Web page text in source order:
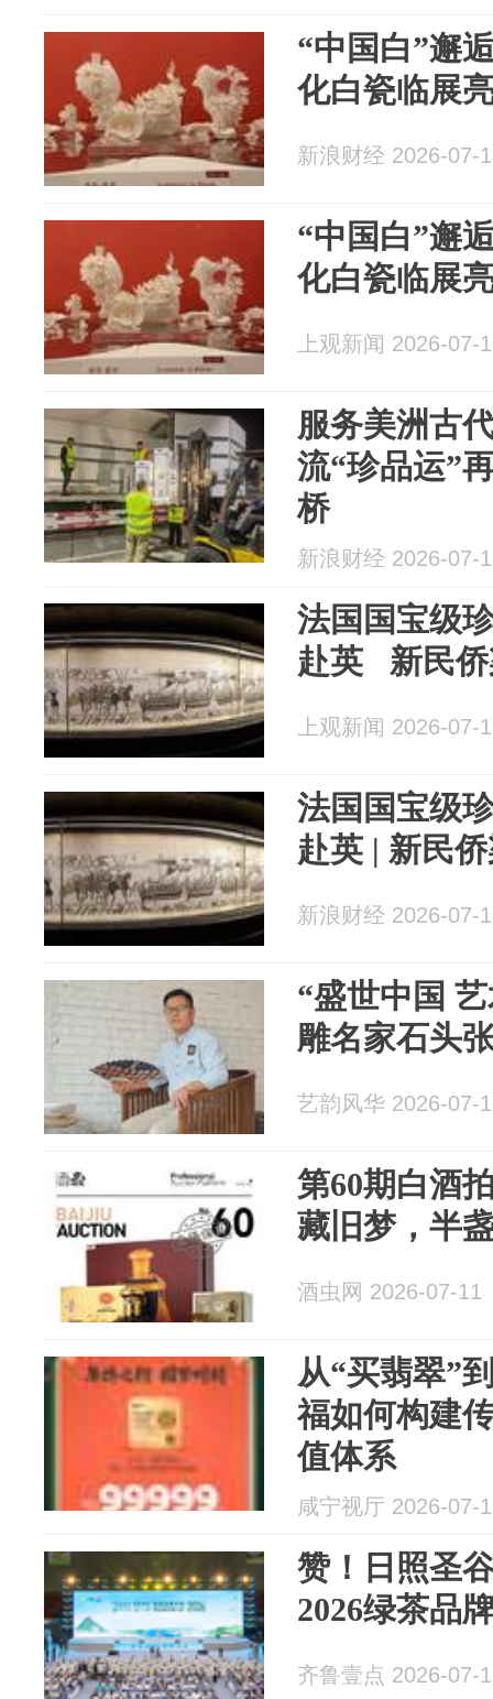
“中国白”邂
化白瓷临展
新浪财经 2026-07-
“中国白”邂
化白瓷临展
上观新闻 2026-07-
服务美洲古
流“珍品运”
桥
新浪财经 2026-07-
法国国宝级
赴英 新民
上观新闻 2026-07-
法国国宝级
赴英 | 新民
新浪财经 2026-07-
“盛世中国
雕名家石头
艺韵风华 2026-07-
第60期白酒
藏旧梦，半
酒虫网 2026-07-11
从“买翡翠”
福如何构建
值体系
咸宁视厅 2026-07-
赞！日照圣
2026绿茶品
齐鲁壹点 2026-07-